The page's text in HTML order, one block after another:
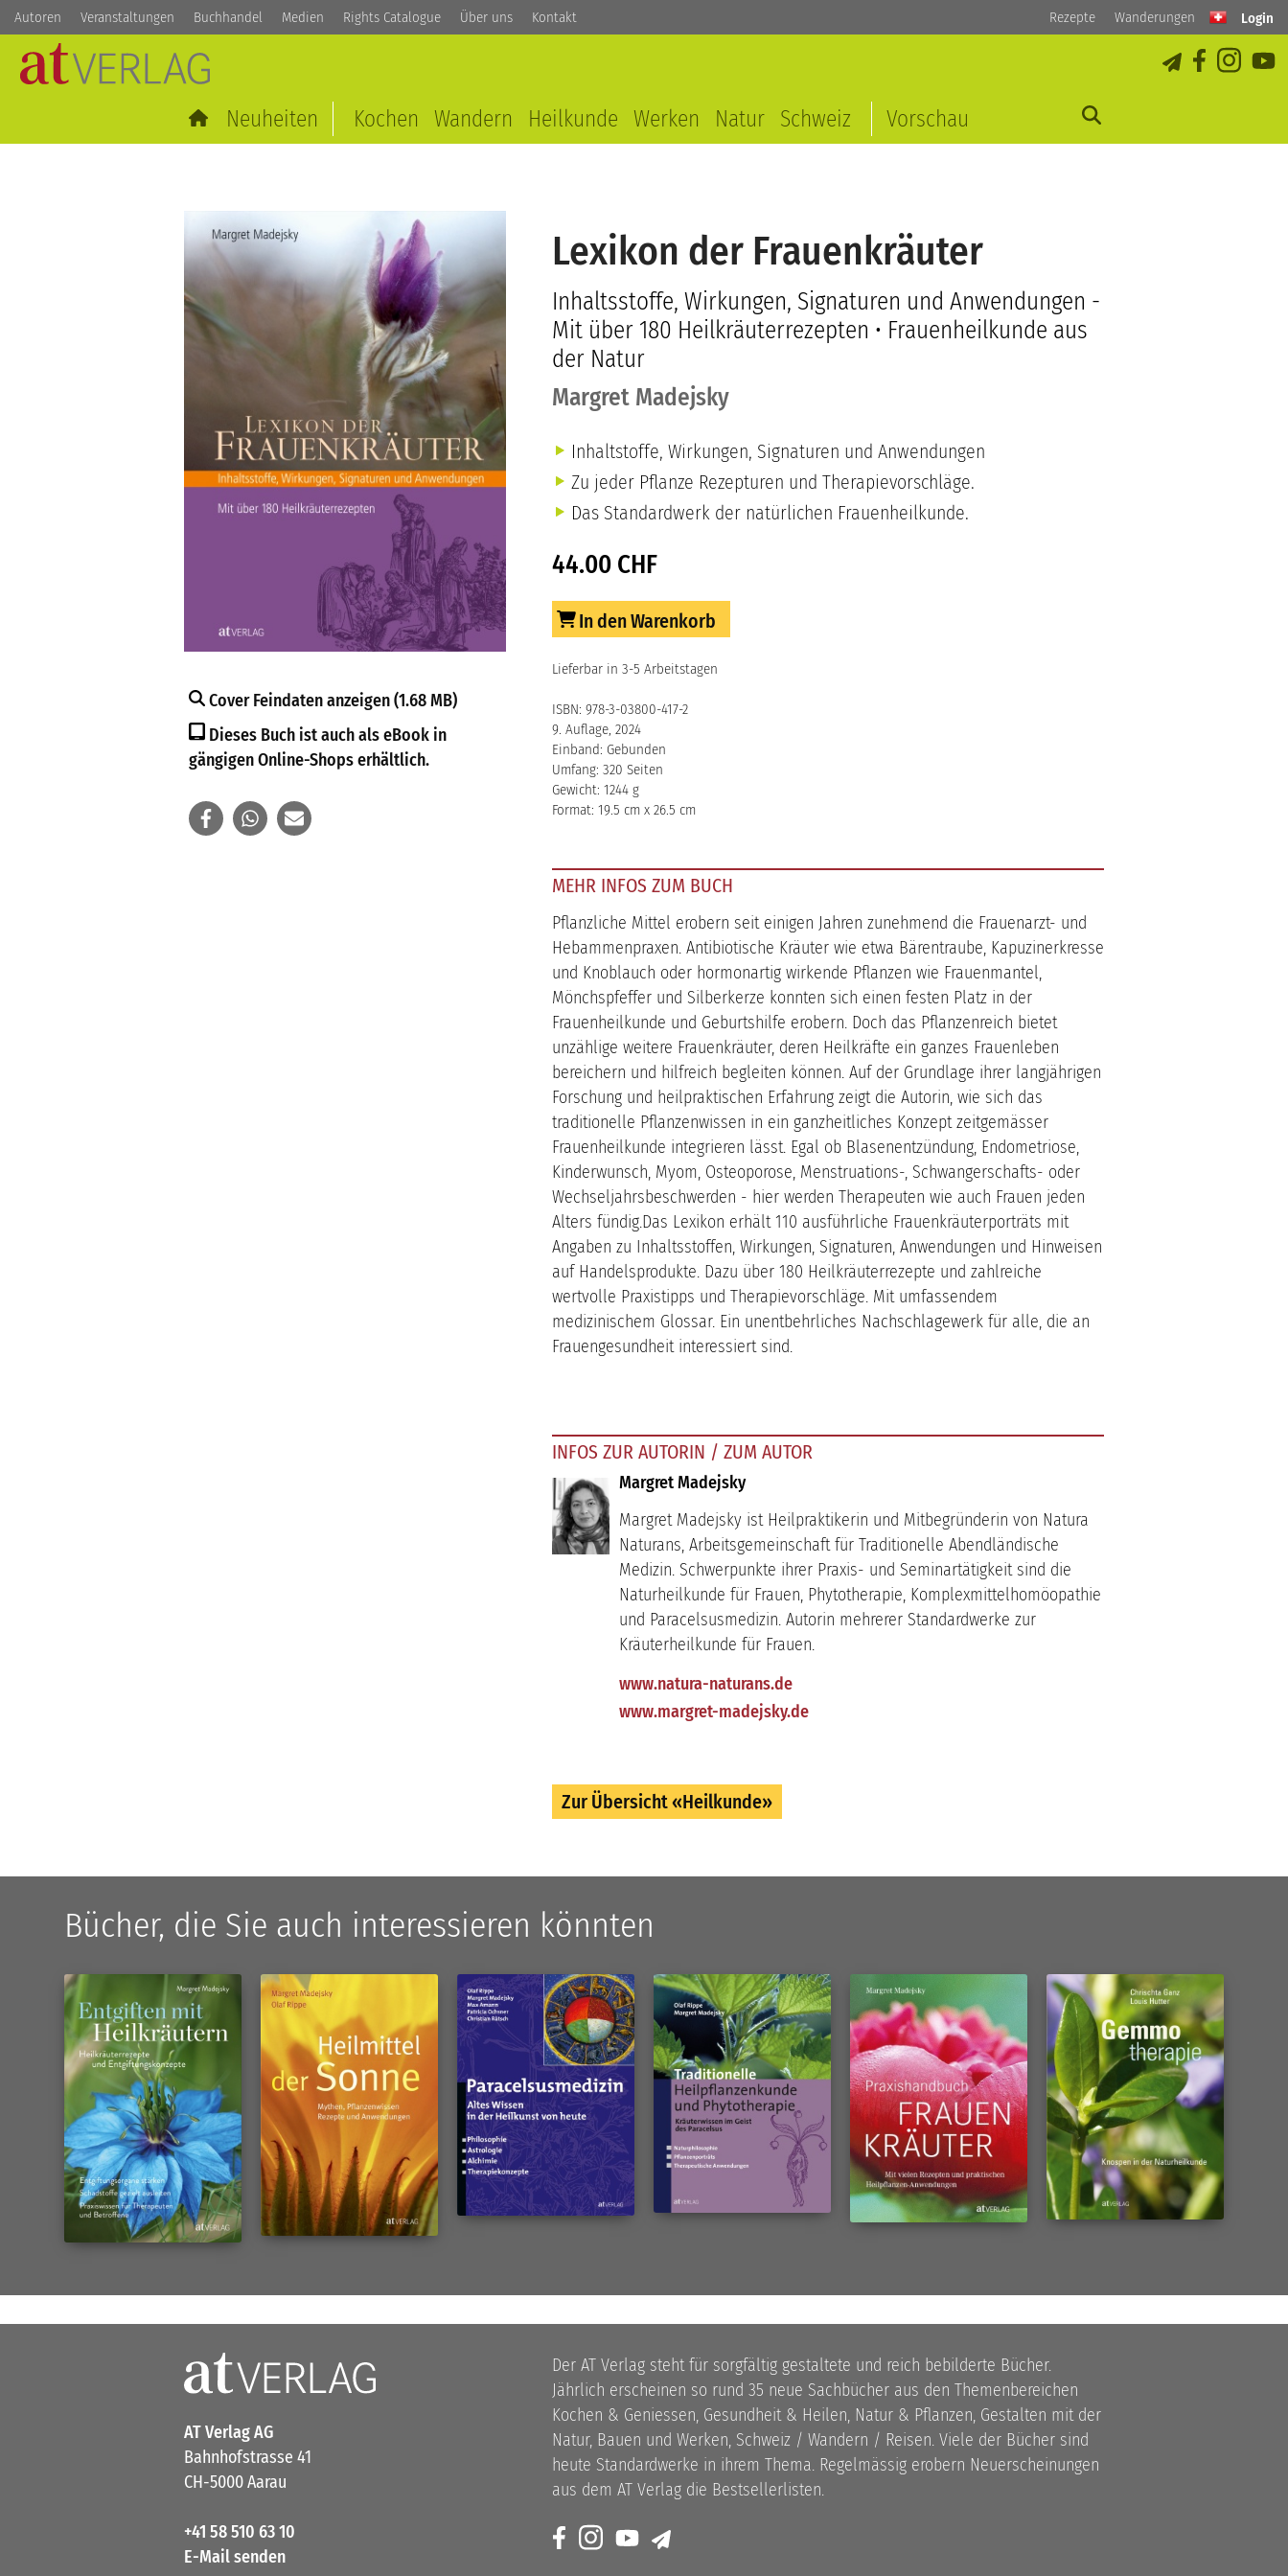
Autoren Veranstaltungen Buchhandel Medien Rights Catalogue Über uns Kontakt Rezepte Wanderungen Login
Neuheiten Kochen Wandern Heilkunde Werken Natur Schweiz Vorschau
Cover Feindaten anzeigen (1.68 MB)
Dieses Buch ist auch als eBook in
gängigen Online-Shops erhältlich.
Lexikon der Frauenkräuter
Inhaltsstoffe, Wirkungen, Signaturen und Anwendungen -
Mit über 180 Heilkräuterrezepten • Frauenheilkunde aus
der Natur
Margret Madejsky
Inhaltstoffe, Wirkungen, Signaturen und Anwendungen
Zu jeder Pflanze Rezepturen und Therapievorschläge.
Das Standardwerk der natürlichen Frauenheilkunde.
44.00 CHF
In den Warenkorb
Lieferbar in 3-5 Arbeitstagen
ISBN: 978-3-03800-417-2
9. Auflage, 2024
Einband: Gebunden
Umfang: 320 Seiten
Gewicht: 1244 g
Format: 19.5 cm x 26.5 cm
MEHR INFOS ZUM BUCH
Pflanzliche Mittel erobern seit einigen Jahren zunehmend die Frauenarzt- und
Hebammenpraxen. Antibiotische Kräuter wie etwa Bärentraube, Kapuzinerkresse
und Knoblauch oder hormonartig wirkende Pflanzen wie Frauenmantel,
Mönchspfeffer und Silberkerze konnten sich einen festen Platz in der
Frauenheilkunde und Geburtshilfe erobern. Doch das Pflanzenreich bietet
unzählige weitere Frauenkräuter, deren Heilkräfte ein ganzes Frauenleben
bereichern und hilfreich begleiten können. Auf der Grundlage ihrer langjährigen
Forschung und heilpraktischen Erfahrung zeigt die Autorin, wie sich das
traditionelle Pflanzenwissen in ein ganzheitliches Konzept zeitgemässer
Frauenheilkunde integrieren lässt. Egal ob Blasenentzündung, Endometriose,
Kinderwunsch, Myom, Osteoporose, Menstruations-, Schwangerschafts- oder
Wechseljahrsbeschwerden - hier werden Therapeuten wie auch Frauen jeden
Alters fündig.Das Lexikon erhält 110 ausführliche Frauenkräuterporträts mit
Angaben zu Inhaltsstoffen, Wirkungen, Signaturen, Anwendungen und Hinweisen
auf Handelsprodukte. Dazu über 180 Heilkräuterrezepte und zahlreiche
wertvolle Praxistipps und Therapievorschläge. Mit umfassendem
medizinischem Glossar. Ein unentbehrliches Nachschlagewerk für alle, die an
Frauengesundheit interessiert sind.
INFOS ZUR AUTORIN / ZUM AUTOR
Margret Madejsky
Margret Madejsky ist Heilpraktikerin und Mitbegründerin von Natura
Naturans, Arbeitsgemeinschaft für Traditionelle Abendländische
Medizin. Schwerpunkte ihrer Praxis- und Seminartätigkeit sind die
Naturheilkunde für Frauen, Phytotherapie, Komplexmittelhomöopathie
und Paracelsusmedizin. Autorin mehrerer Standardwerke zur
Kräuterheilkunde für Frauen.
www.natura-naturans.de
www.margret-madejsky.de
Zur Übersicht «Heilkunde»
Bücher, die Sie auch interessieren könnten
AT Verlag AG
Bahnhofstrasse 41
CH-5000 Aarau
+41 58 510 63 10
E-Mail senden
Der AT Verlag steht für sorgfältig gestaltete und reich bebilderte Bücher.
Jährlich erscheinen so rund 35 neue Sachbücher aus den Themenbereichen
Kochen & Geniessen, Gesundheit & Heilen, Natur & Pflanzen, Gestalten mit der
Natur, Bauen und Werken, Schweiz / Wandern / Reisen. Viele der Bücher sind
heute Standardwerke in ihrem Thema. Regelmässig erobern Neuerscheinungen
aus dem AT Verlag die Bestsellerlisten.